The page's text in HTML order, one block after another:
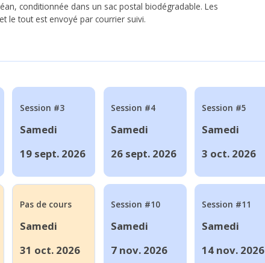
conditionnée dans un sac postal biodégradable. Les
le tout est envoyé par courrier suivi.
Session #3
Samedi
19 sept. 2026
Session #4
Samedi
26 sept. 2026
Session #5
Samedi
3 oct. 2026
Pas de cours
Samedi
31 oct. 2026
Session #10
Samedi
7 nov. 2026
Session #11
Samedi
14 nov. 2026